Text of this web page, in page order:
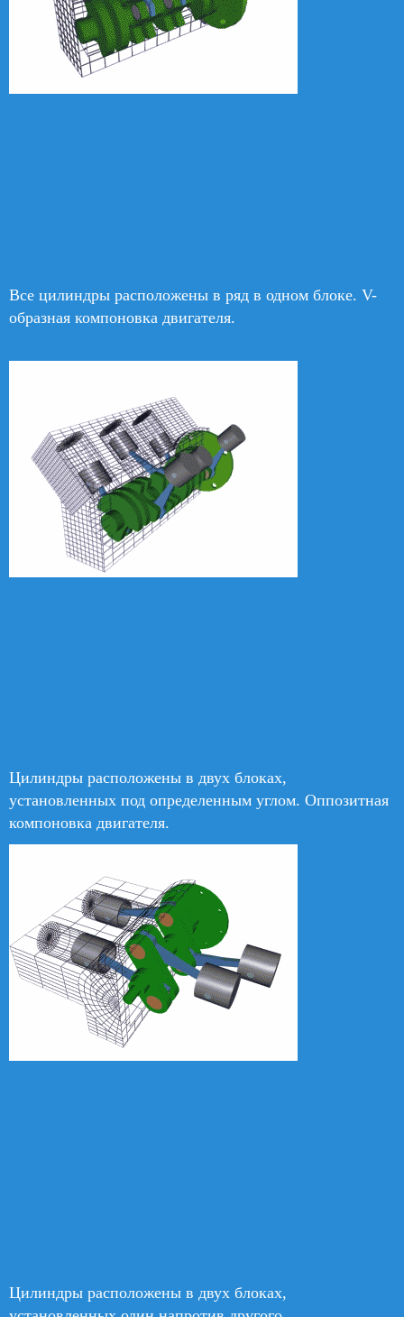
Все цилиндры расположены в ряд в одном блоке. V-
образная компоновка двигателя.
Цилиндры расположены в двух блоках,
установленных под определенным углом. Оппозитная
компоновка двигателя.
Цилиндры расположены в двух блоках,